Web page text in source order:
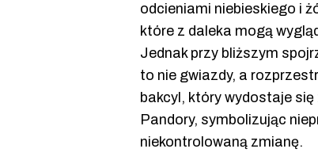
odcieniami niebieskiego i
które z daleka mogą
Jednak przy bliższym
to nie gwiazdy, a
bakcyl, który wydostaje
Pandory, symbolizując
niekontrolowaną zmianę.